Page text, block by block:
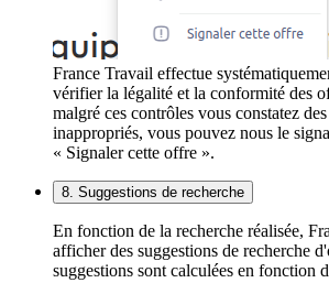
France Travail effectue
vérifier la légalité et la conformité des
malgré ces contrôles vous constatez
inappropriés, vous pouvez nous le
« Signaler cette offre ».
8. Suggestions de recherche
En fonction de la recherche réalisée,
afficher des suggestions de recherche
suggestions sont calculées en fonction